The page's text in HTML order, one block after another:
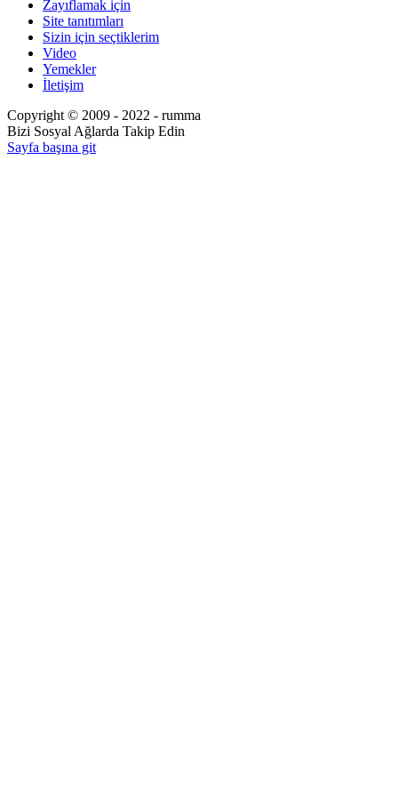
Zayıflamak için
Site tanıtımları
Sizin için seçtiklerim
Video
Yemekler
İletişim
Copyright © 2009 - 2022 - rumma
Bizi Sosyal Ağlarda Takip Edin
Sayfa başına git